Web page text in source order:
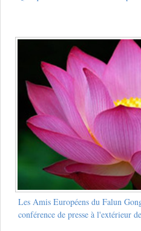
Les Amis Européens du Falun
conférence de presse à l'extérieur